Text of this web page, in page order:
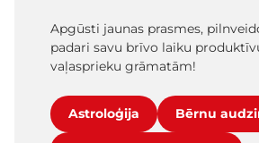
Apgūsti jaunas prasmes,
padari savu brīvo laiku
vaļasprieku grāmatām!
Astroloģija Bērnu